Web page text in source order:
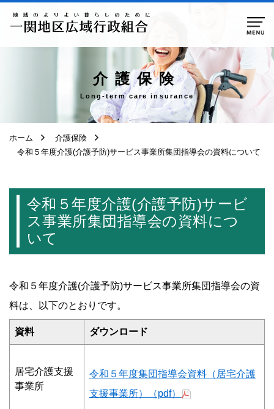
介護保険
Long-term care insurance
ホーム
介護保険
令和５年度介護(介護予防)サービス事業所集団指導会の資料について
令和５年度介護(介護予防)サービ
ス事業所集団指導会の資料につ
いて
令和５年度介護(介護予防)サービス事業所集団指導会の資
料は、以下のとおりです。
資料 ダウンロード
居宅介護支援
事業所
令和５年度集団指導会資料（居宅介護
支援事業所）（pdf）